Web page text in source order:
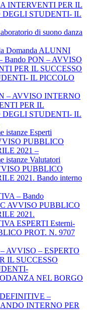
INTERVENTI PER IL
DEGLI STUDENTI- IL
di suono danza
Domanda ALUNNI
PON – AVVISO
PER IL SUCCESSO
IL PICCOLO
– AVVISO INTERNO
PER IL
DEGLI STUDENTI- IL
istanze Esperti
PUBBLICO
2021 –
istanze Valutatori
PUBBLICO
2021. Bando interno
– Bando
AVVISO PUBBLICO
2021.
ESPERTI Esterni-
PROT. N. 9707
AVVISO – ESPERTO
IL SUCCESSO
NEL BORGO
DEFINITIVE –
INTERNO PER